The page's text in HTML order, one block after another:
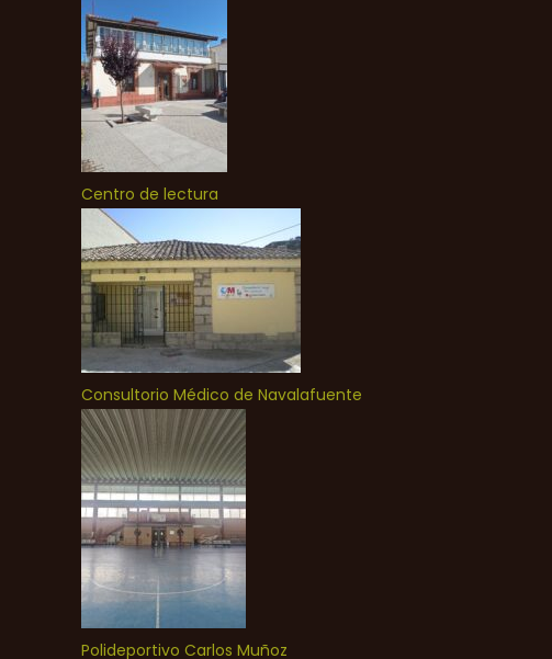
Centro de lectura
Consultorio Médico de Navalafuente
Polideportivo Carlos Muñoz